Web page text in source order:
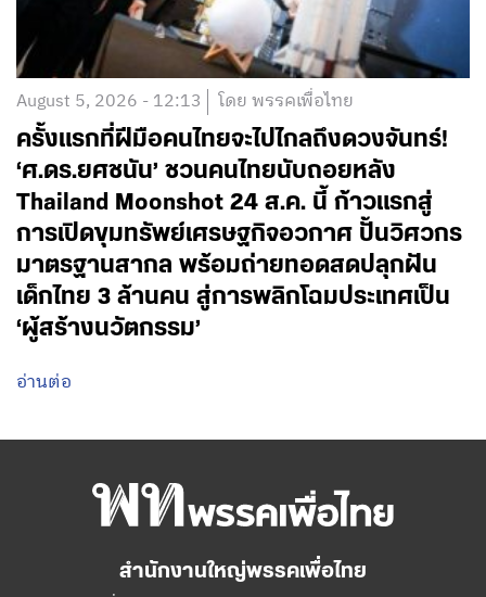
August 5, 2026 - 12:13 โดย พรรคเพื่อไทย
ครั้งแรกที่ฝีมือคนไทยจะไปไกลถึงดวงจันทร์!
‘ศ.ดร.ยศชนัน’ ชวนคนไทยนับถอยหลัง
Thailand Moonshot 24 ส.ค. นี้ ก้าวแรกสู่
การเปิดขุมทรัพย์เศรษฐกิจอวกาศ ปั้นวิศวกร
มาตรฐานสากล พร้อมถ่ายทอดสดปลุกฝัน
เด็กไทย 3 ล้านคน สู่การพลิกโฉมประเทศเป็น
‘ผู้สร้างนวัตกรรม’
อ่านต่อ
สำนักงานใหญ่พรรคเพื่อไทย